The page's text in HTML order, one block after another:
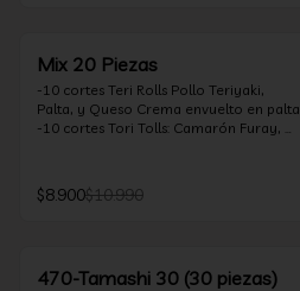
Mix 20 Piezas
-10 cortes Teri Rolls Pollo Teriyaki,
Palta, y Queso Crema envuelto en palta
-10 cortes Tori Tolls: Camarón Furay,
teriyaki 30ml
$8.900$10.990
470-Tamashi 30 (30 piezas)